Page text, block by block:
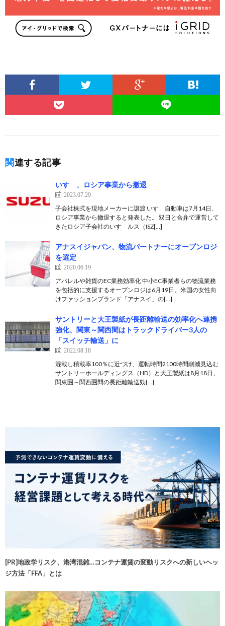
関連する記事
いすゞ、ロシア事業から撤退
2023.07.29
子会社株式を現地メーカーに譲渡 いすゞ自動車は7月14日、
ロシア事業から撤退すると発表した。 双日と合弁で運営して
きたロシア子会社のいすゞルス（ISZ[…]
アナスイジャパン、物流パートナーにオープンロジ
を選定
2020.06.19
アパレルや雑貨のEC業務効率化 中小EC事業者らの物流業務
を包括的に支援するオープンロジは6月19日、米国の女性向
けファッションブランド「アナスイ」の[…]
サントリーと大王製紙が⾧距離輸送の効率化へ連携
強化、関東～関西間はトラックドライバー3人の
「スイッチ輸送」に
2022.08.18
混載し積載率100％に近づけ、運転時間2100時間削減見込む
サントリーホールディングス（HD）と大王製紙は8月18日、
関東圏～関西圏間の⾧距離輸送効[…]
[PR]地政学リスク、港湾混雑…コンテナ運賃の変動リスクへの新しいヘッ
ジ方法「FFA」とは